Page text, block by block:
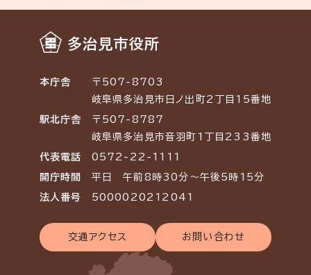
多治見市役所
本庁舎
〒507-8703
岐阜県多治見市日ノ出町2丁目15番地
駅北庁舎
〒507-8787
岐阜県多治見市音羽町1丁目233番地
代表電話 0572-22-1111
開庁時間 平日 午前8時30分～午後5時15分
法人番号 5000020212041
交通アクセス お問い合わせ